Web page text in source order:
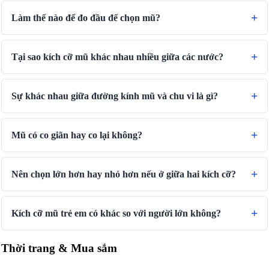
Làm thế nào để đo đầu để chọn mũ?
Tại sao kích cỡ mũ khác nhau nhiều giữa các nước?
Sự khác nhau giữa đường kính mũ và chu vi là gì?
Mũ có co giãn hay co lại không?
Nên chọn lớn hơn hay nhỏ hơn nếu ở giữa hai kích cỡ?
Kích cỡ mũ trẻ em có khác so với người lớn không?
Thời trang & Mua sắm